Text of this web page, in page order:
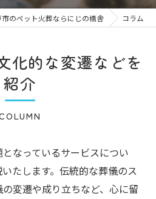
のペット火葬ならにじの橋舎 コラム
化的な変遷などを
紹介
なっているサービスについ
たします。伝統的な葬儀のス
変遷や成り立ちなど、心に留